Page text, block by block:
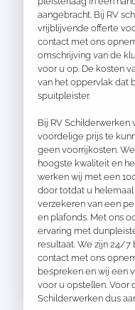
aangebracht. Bij RV
vrijblijvende offerte
contact met ons
omschrijving van de
voor u op. De kosten
van het oppervlak dat
spuitpleister.
Bij RV
voordelige prijs te
geen voorrijkosten.
hoogste kwaliteit en
werken wij met een
door totdat u
verzekeren van een
en plafonds. Met ons
ervaring met
resultaat. We zijn 24/7
contact met ons
bespreken en wij een
voor u opstellen. Voor
Schilderwerken dus